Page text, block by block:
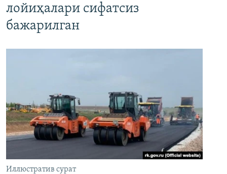
лойиҳалари сифатсиз
бажарилган
Иллюстратив сурат